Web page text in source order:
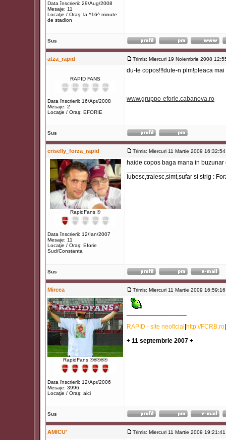
Data înscrierii: 29/Aug/2008
Mesaje: 11
Locaţie / Oraş: la ^16^ minute
de stadion
Sus
atza_rapid Trimis: Miercuri 19 Noiembrie 2008
RAPID FANS
Data înscrierii: 16/Apr/2008
Mesaje: 2
Locaţie / Oraş: EFORIE
du-te copos!!!dute-n plm!pleaca
www.gruppo-eforie.cabanova.ro
Sus
criselly_forza_rapid Trimis: Miercuri 11 Martie 2009 16:32:54
RapidFans ®
Data înscrierii: 12/Ian/2007
Mesaje: 11
Locaţie / Oraş: Eforie
Sud/Constanta
haide copos baga mana in
Iubesc,traiesc,simt,sufar si strig :
Sus
Mircea Trimis: Miercuri 11 Martie 2009 16:59:16
RapidFans ®®®®®
Data înscrierii: 12/Apr/2006
Mesaje: 3996
Locaţie / Oraş: aici
RAPID - site neoficial http://FCRB.ro
+ 11 septembrie 2007 +
Sus
AMICU' Trimis: Miercuri 11 Martie 2009 19:21:41